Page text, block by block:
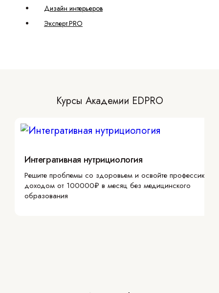
Дизайн интерьеров
Эксперт.PRO
Курсы Академии EDPRO
Интегративная нутрициология
Решите проблемы со здоровьем и освойте профессию с
доходом от 100000₽ в месяц без медицинского
образования